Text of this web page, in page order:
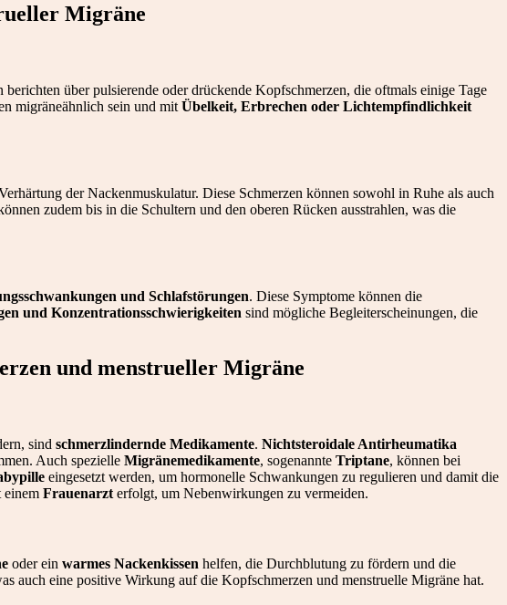
Migräne
über pulsierende oder drückende Kopfschmerzen, die oftmals einige Tage
migräneähnlich sein und mit Übelkeit, Erbrechen oder Lichtempfindlichkeit
der Nackenmuskulatur. Diese Schmerzen können sowohl in Ruhe als auch
zudem bis in die Schultern und den oberen Rücken ausstrahlen, was die
und Schlafstörungen. Diese Symptome können die
und Konzentrationsschwierigkeiten sind mögliche Begleiterscheinungen, die
und menstrueller Migräne
sind schmerzlindernde Medikamente. Nichtsteroidale Antirheumatika
Auch spezielle Migränemedikamente, sogenannte Triptane, können bei
eingesetzt werden, um hormonelle Schwankungen zu regulieren und damit die
einem Frauenarzt erfolgt, um Nebenwirkungen zu vermeiden.
oder ein warmes Nackenkissen helfen, die Durchblutung zu fördern und die
auch eine positive Wirkung auf die Kopfschmerzen und menstruelle Migräne hat.